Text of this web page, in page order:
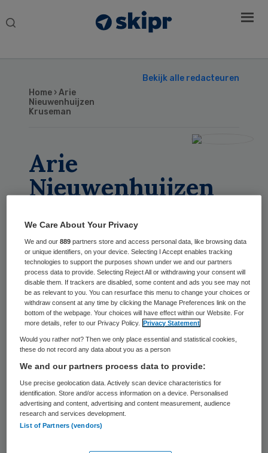
Search
Bekijk alle redacteuren
Home › Arie
Nieuwenhuijzen
Kruseman
Arie
Nieuwenhuijzen
Geschreven
1 nov 2012
De zorg is geen
entertainment
OPINIE
27 sep 2012
Houd eigen risico
gelijk
OPINIE
13 sep 2012
Willen meeste artsen echt van
marktwerking af?
OPINIE
28 aug 2012
Gemeenschappelijke aanpak
voor een gezonder
We Care About Your Privacy
We and our889 partners store and access personal data, like browsing data
or unique identifiers, on your device. Selecting I Accept enables tracking
technologies to support the purposes shown under we and our partners
process data to provide. Selecting Reject All or withdrawing your consent will
disable them. If trackers are disabled, some content and ads you see may not
be as relevant to you. You can resurface this menu to change your choices or
withdraw consent at any time by clicking the Manage Preferences link on the
bottom of the webpage. Your choices will have effect within our Website. For
more details, refer to our Privacy Policy.
Privacy Statement
Would you rather not? Then we only place essential and statistical cookies,
these do not record any data about you as a person
We and our partners process data to provide:
Use precise geolocation data. Actively scan device characteristics for
identification. Store and/or access information on a device. Personalised
advertising and content, advertising and content measurement, audience
research and services development.
List of Partners (vendors)